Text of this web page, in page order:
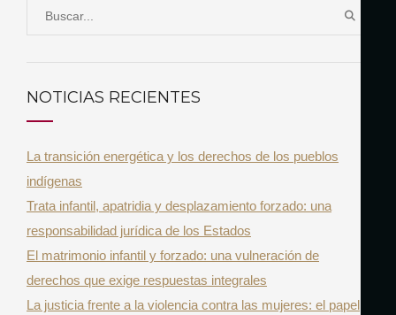
c
f
o
r
:
B
NOTICIAS RECIENTES
La transición energética y los derechos de los pueblos
indígenas
Trata infantil, apatridia y desplazamiento forzado: una
responsabilidad jurídica de los Estados
El matrimonio infantil y forzado: una vulneración de
derechos que exige respuestas integrales
La justicia frente a la violencia contra las mujeres: el papel